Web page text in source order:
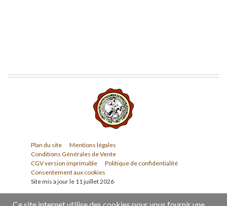
Plan du site
Mentions légales
Conditions Générales de Vente
CGV version imprimable
Politique de confidentialité
Consentement aux cookies
Site mis à jour le 11 juillet 2026